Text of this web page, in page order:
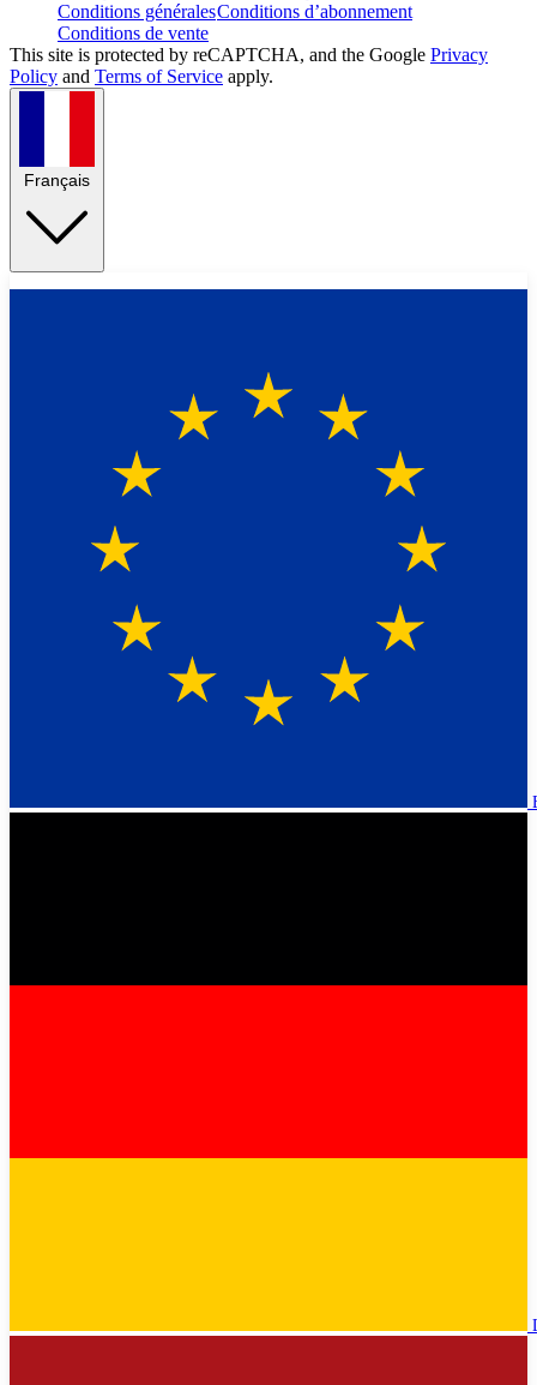
Conditions généralesConditions d’abonnement
Conditions de vente
This site is protected by reCAPTCHA, and the Google Privacy
Policy and Terms of Service apply.
Français